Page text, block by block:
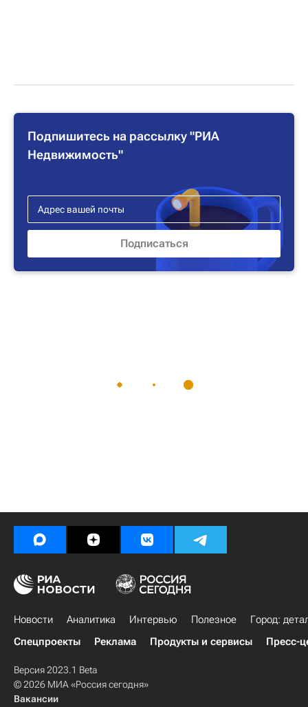
Подпишитесь на рассылку "РИА
Недвижимость"
Новости Аналитика Интервью Полезное
Город:
Спецпроекты
Реклама Продукты и сервисы Пресс-
Версия 2023.1 Beta
© 2026 МИА «Россия сегодня»
Вакансии